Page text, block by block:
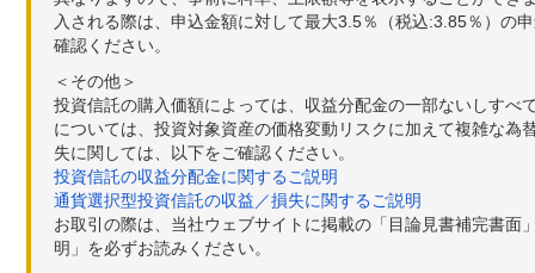
入される際は、申込金額に対して最大3.5％（税込:3.85％）の
確認ください。
＜その他＞
投資信託の購入価額によっては、収益分配金の一部ないしす
については、投資対象資産の価格変動リスクに加えて複雑な
失に関しては、以下をご確認ください。
投資信託の収益分配金に関するご説明
通貨選択型投資信託の収益／損失に関するご説明
お取引の際は、当社ウェブサイトに掲載の「目論見書補完書
明」を必ずお読みください。